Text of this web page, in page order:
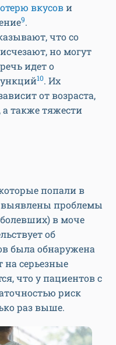
вкусови
9.
что со
но могут
идет о
10. Их
от возраста,
а также тяжести
попали в
проблемы
в моче
об
была обнаружена
на серьезные
что у пациентов с
риск
раз выше.